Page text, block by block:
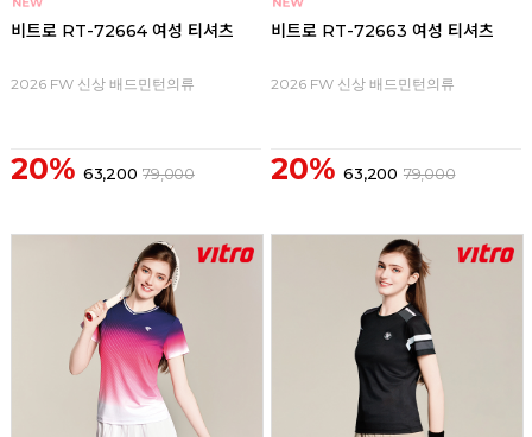
비트로 RT-72664 여성 티셔츠
2026 FW 신상 배드민턴의류
20% 63,200 79,000
비트로 RT-72663 여성 티셔츠
2026 FW 신상 배드민턴의류
20% 63,200 79,000